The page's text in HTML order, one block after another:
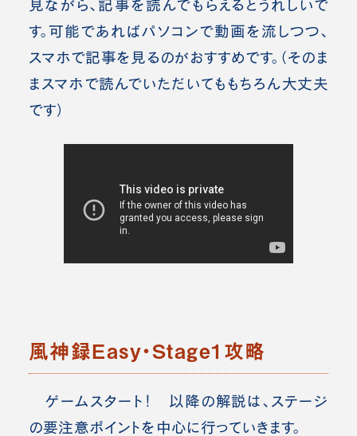
見ながら、記事を読んでもらえるとうれしいで
す。可能であればパソコンで動画を流しつつ、
スマホで記事を見るのがおすすめです。（そのま
まスマホで読んでいただいてももちろん大丈夫
です）
風神録Easy・Stage1攻略
ゲームスタート！ 以降の解説は、ステージ
の要注意ポイントを中心に行っていきます。